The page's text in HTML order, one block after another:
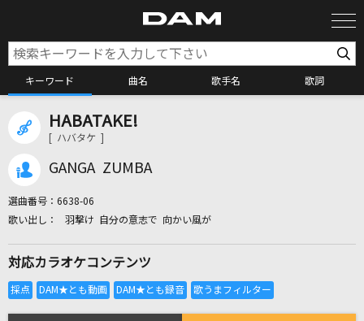
キーワード 曲名 歌手名 歌詞
全国りれき
HABATAKE!
[ ハバタケ ]
GANGA ZUMBA
選曲番号： 6638-06
羽撃け 自分の意志で 向かい風が
対応カラオケコンテンツ